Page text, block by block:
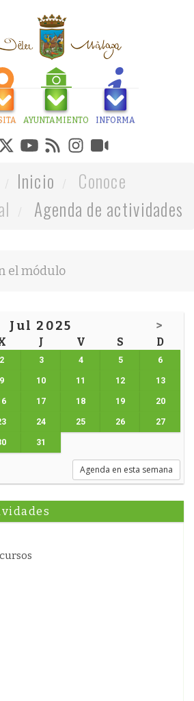
AYUNTAMIENTO INFORMA
Inicio
Conoce
Agenda de actividades
Jul 2025 >
J V S D
2 3 4 5 6
9 10 11 12 13
17 18 19 20
24 25 26 27
31
Agenda en esta semana